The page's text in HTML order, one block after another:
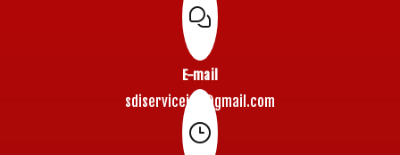
E-mail
sdiserviceidf@gmail.com